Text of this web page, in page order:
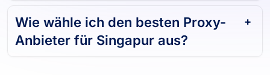
Wie wähle ich den besten Proxy-
Anbieter für Singapur aus?